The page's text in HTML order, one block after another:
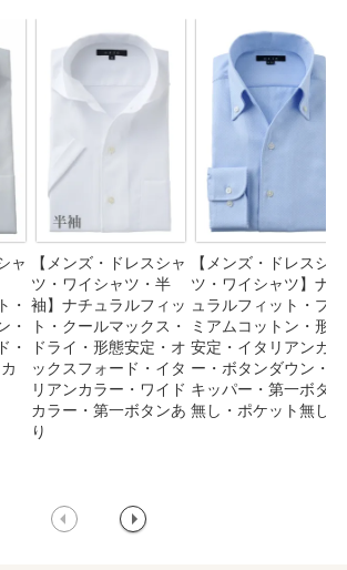
ャ
・
・
・
【メンズ・ドレスシャ
ツ・ワイシャツ・半
袖】ナチュラルフィッ
ト・クールマックス・
ドライ・形態安定・オ
ックスフォード・イタ
リアンカラー・ワイド
カラー・第一ボタンあ
り
【メンズ・ドレスシャ
ツ・ワイシャツ】ナチ
ュラルフィット・プレ
ミアムコットン・形態
安定・イタリアンカラ
ー・ボタンダウン・ス
キッパー・第一ボタン
無し・ポケット無し